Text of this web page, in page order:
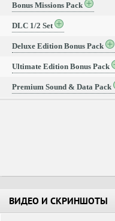
Bonus Missions Pack
DLC 1/2 Set
Deluxe Edition Bonus Pack
Ultimate Edition Bonus Pack
Premium Sound & Data Pack
ВИДЕО И СКРИНШОТЫ